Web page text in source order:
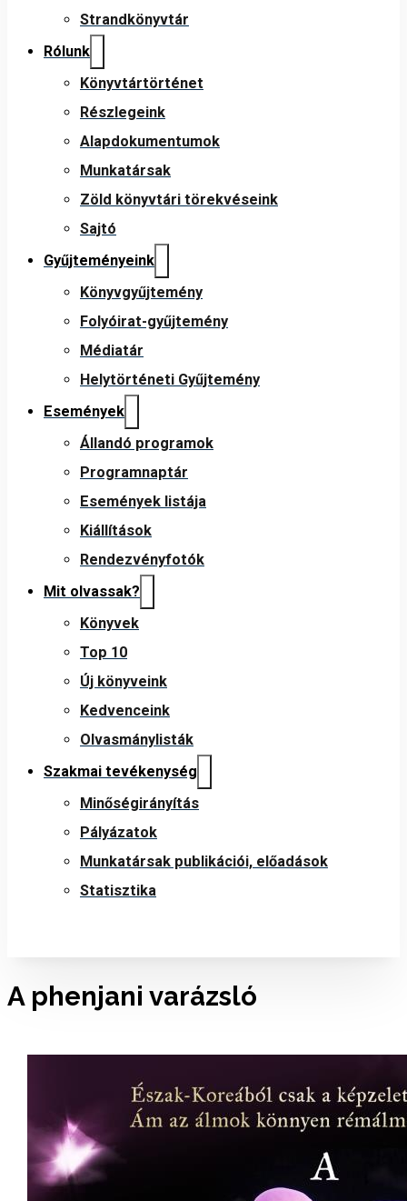
Strandkönyvtár
Rólunk
Könyvtártörténet
Részlegeink
Alapdokumentumok
Munkatársak
Zöld könyvtári törekvéseink
Sajtó
Gyűjteményeink
Könyvgyűjtemény
Folyóirat-gyűjtemény
Médiatár
Helytörténeti Gyűjtemény
Események
Állandó programok
Programnaptár
Események listája
Kiállítások
Rendezvényfotók
Mit olvassak?
Könyvek
Top 10
Új könyveink
Kedvenceink
Olvasmánylisták
Szakmai tevékenység
Minőségirányítás
Pályázatok
Munkatársak publikációi, előadások
Statisztika
A phenjani varázsló